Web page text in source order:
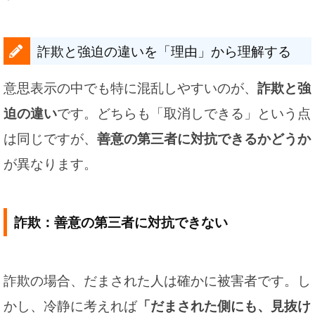
詐欺と強迫の違いを「理由」から理解する
意思表示の中でも特に混乱しやすいのが、 詐欺と強
迫の違いです。どちらも「取消しできる」という点
は同じですが、 善意の第三者に対抗できるかどうか
が異なります。
詐欺：善意の第三者に対抗できない
詐欺の場合、だまされた人は確かに被害者です。し
かし、冷静に考えれば「だまされた側にも、見抜け